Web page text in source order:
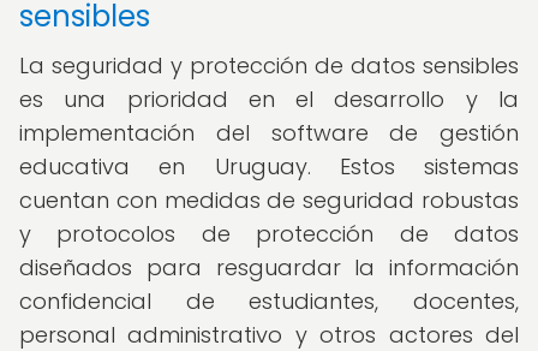
sensibles
La seguridad y protección de datos sensibles
es una prioridad en el desarrollo y la
implementación del software de gestión
educativa en Uruguay. Estos sistemas
cuentan con medidas de seguridad robustas
y protocolos de protección de datos
diseñados para resguardar la información
confidencial de estudiantes, docentes,
personal administrativo y otros actores del